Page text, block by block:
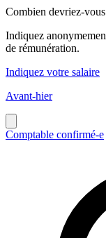
Combien devriez-
Indiquez
de rémunération.
Indiquez votre salaire
Avant-hier
Comptable confirmé-e